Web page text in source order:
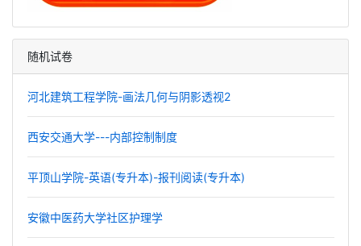
随机试卷
河北建筑工程学院-画法几何与阴影透视2
西安交通大学---内部控制制度
平顶山学院-英语(专升本)-报刊阅读(专升本)
安徽中医药大学社区护理学